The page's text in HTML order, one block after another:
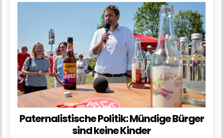
Paternalistische Politik: Mündige Bürger
sind keine Kinder